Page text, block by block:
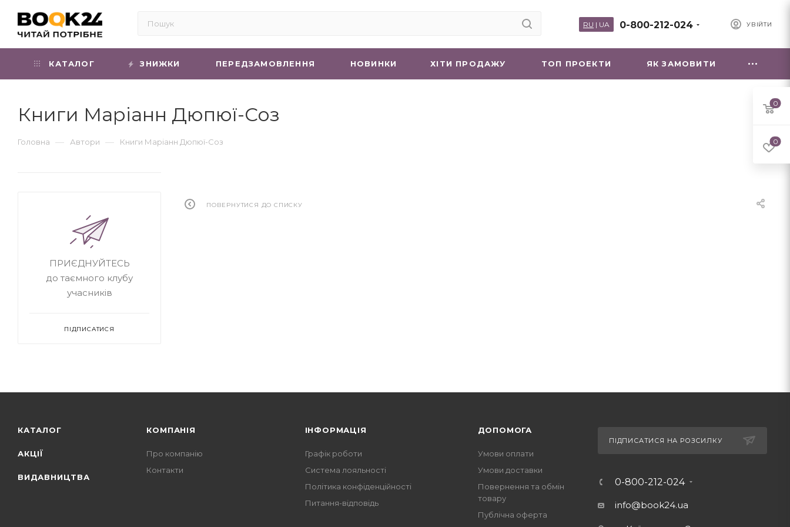
УВІЙТИ
0-800-212-024
RU | UA
КАТАЛОГ ЗНИЖКИ ПЕРЕДЗАМОВЛЕННЯ НОВИНКИ ХIТИ ПРОДАЖУ ТОП ПРОЕКТИ ЯК ЗАМОВИТИ
Книги Маріанн Дюпюї-Соз
Головна — Автори — Книги Маріанн Дюпюї-Соз
ПОВЕРНУТИСЯ ДО СПИСКУ
ПРИЄДНУЙТЕСЬ
до таємного клубу
учасників
ПІДПИСАТИСЯ
КАТАЛОГ
АКЦІЇ
ВИДАВНИЦТВА
КОМПАНІЯ
Про компанію
Контакти
ІНФОРМАЦІЯ
Графік роботи
Система лояльності
Політика конфіденційності
Питання-відповідь
ДОПОМОГА
Умови оплати
Умови доставки
Повернення та обмін
товару
Публічна оферта
ПІДПИСАТИСЯ НА РОЗСИЛКУ
0-800-212-024
info@book24.ua
0
0